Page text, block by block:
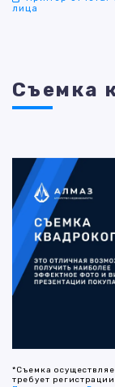
лица
Съемка
*Съемка
требует